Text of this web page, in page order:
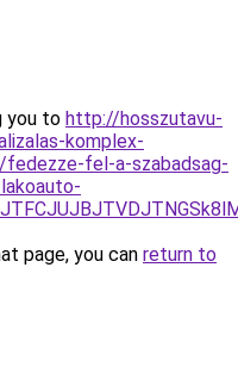
you to http://hosszutavu-
komplex-
fel-a-szabadsag-
page, you can return to